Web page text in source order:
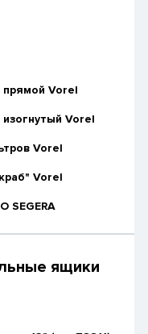
Vorel
Vorel
Vorel
Vorel
SEGERA
ящики